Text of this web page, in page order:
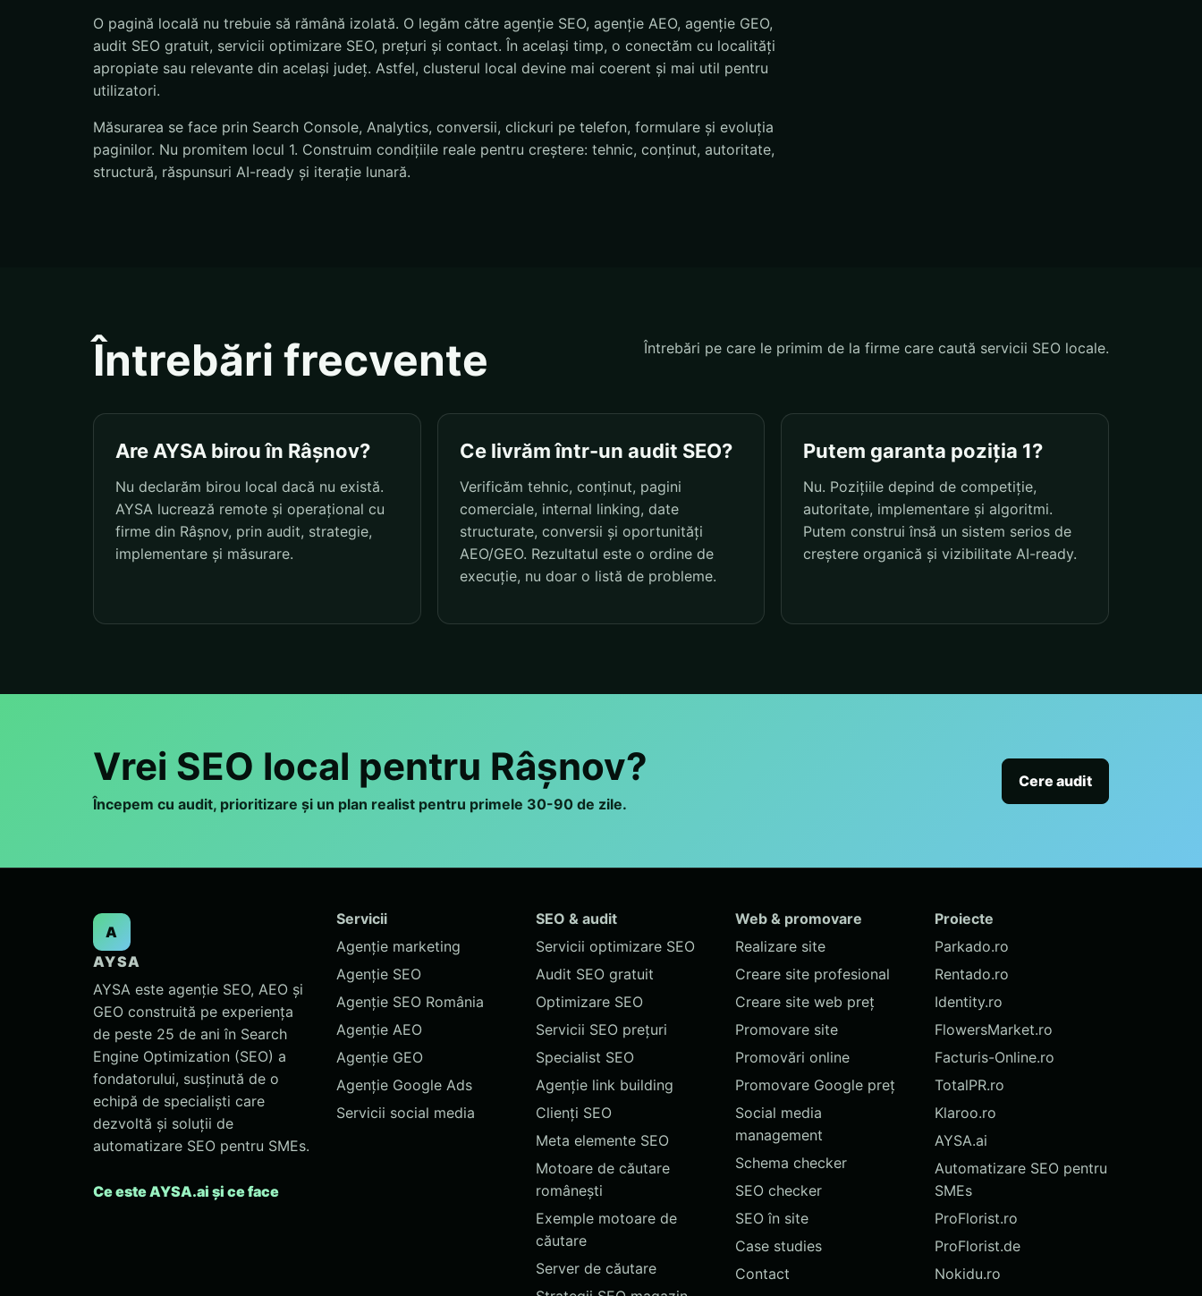
O pagină locală nu trebuie să rămână izolată. O legăm către agenție SEO, agenție AEO, agenție GEO,
audit SEO gratuit, servicii optimizare SEO, prețuri și contact. În același timp, o conectăm cu localități
apropiate sau relevante din același județ. Astfel, clusterul local devine mai coerent și mai util pentru
utilizatori.
Măsurarea se face prin Search Console, Analytics, conversii, clickuri pe telefon, formulare și evoluția
paginilor. Nu promitem locul 1. Construim condițiile reale pentru creștere: tehnic, conținut, autoritate,
structură, răspunsuri AI-ready și iterație lunară.
Întrebări frecvente Întrebări pe care le primim de la firme care caută servicii SEO locale.
Are AYSA birou în Râșnov?
Nu declarăm birou local dacă nu există.
AYSA lucrează remote și operațional cu
firme din Râșnov, prin audit, strategie,
implementare și măsurare.
Ce livrăm într-un audit SEO?
Verificăm tehnic, conținut, pagini
comerciale, internal linking, date
structurate, conversii și oportunități
AEO/GEO. Rezultatul este o ordine de
execuție, nu doar o listă de probleme.
Putem garanta poziția 1?
Nu. Pozițiile depind de competiție,
autoritate, implementare și algoritmi.
Putem construi însă un sistem serios de
creștere organică și vizibilitate AI-ready.
Vrei SEO local pentru Râșnov?
Începem cu audit, prioritizare și un plan realist pentru primele 30-90 de zile.
Cere audit
A
AYSA
AYSA este agenție SEO, AEO și
GEO construită pe experiența
de peste 25 de ani în Search
Engine Optimization (SEO) a
fondatorului, susținută de o
echipă de specialiști care
dezvoltă și soluții de
automatizare SEO pentru SMEs.
Ce este AYSA.ai și ce face
Servicii
Agenție marketing
Agenție SEO
Agenție SEO România
Agenție AEO
Agenție GEO
Agenție Google Ads
Servicii social media
SEO & audit
Servicii optimizare SEO
Audit SEO gratuit
Optimizare SEO
Servicii SEO prețuri
Specialist SEO
Agenție link building
Clienți SEO
Meta elemente SEO
Motoare de căutare
românești
Exemple motoare de
căutare
Server de căutare
Web & promovare
Realizare site
Creare site profesional
Creare site web preț
Promovare site
Promovări online
Promovare Google preț
Social media
management
Schema checker
SEO checker
SEO în site
Case studies
Contact
Proiecte
Parkado.ro
Rentado.ro
Identity.ro
FlowersMarket.ro
Facturis-Online.ro
TotalPR.ro
Klaroo.ro
AYSA.ai
Automatizare SEO pentru
SMEs
ProFlorist.ro
ProFlorist.de
Nokidu.ro